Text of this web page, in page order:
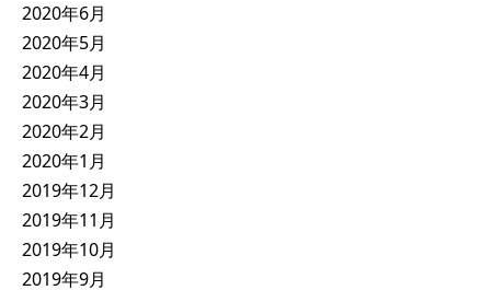
2020年6月
2020年5月
2020年4月
2020年3月
2020年2月
2020年1月
2019年12月
2019年11月
2019年10月
2019年9月